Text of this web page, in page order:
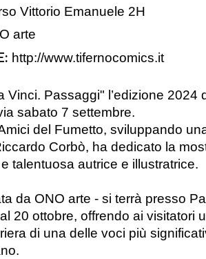
Vittorio Emanuele 2H
arte
http://www.tifernocomics.it
Vinci. Passaggi" l’edizione 2024
sabato 7 settembre.
del Fumetto, sviluppando
Corbò, ha dedicato la
talentuosa autrice e illustratrice.
da ONO arte - si terrà presso
20 ottobre, offrendo ai visitatori
di una delle voci più